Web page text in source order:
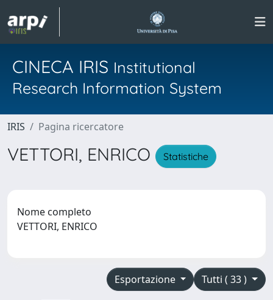
CINECA IRIS Institutional
Research Information System
IRIS Pagina ricercatore
VETTORI, ENRICO Statistiche
Nome completo
VETTORI, ENRICO
Tutti ( 33 )
Esportazione